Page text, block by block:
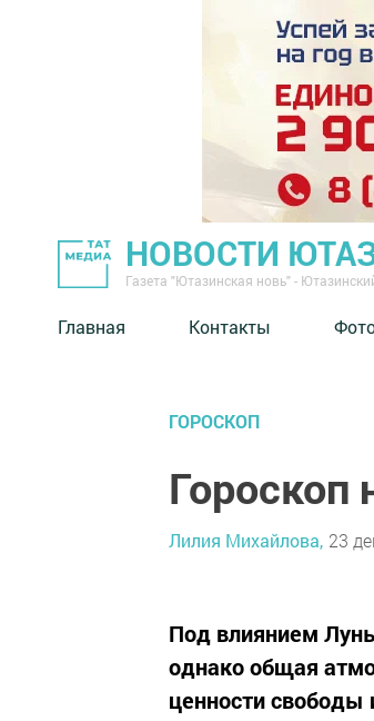
НОВОСТИ
Газета "Ютазинская новь" -
Главная Контакты
ГОРОСКОП
Гороскоп
Лилия Михайлова, 23
Под влиянием
однако общая
ценности свободы